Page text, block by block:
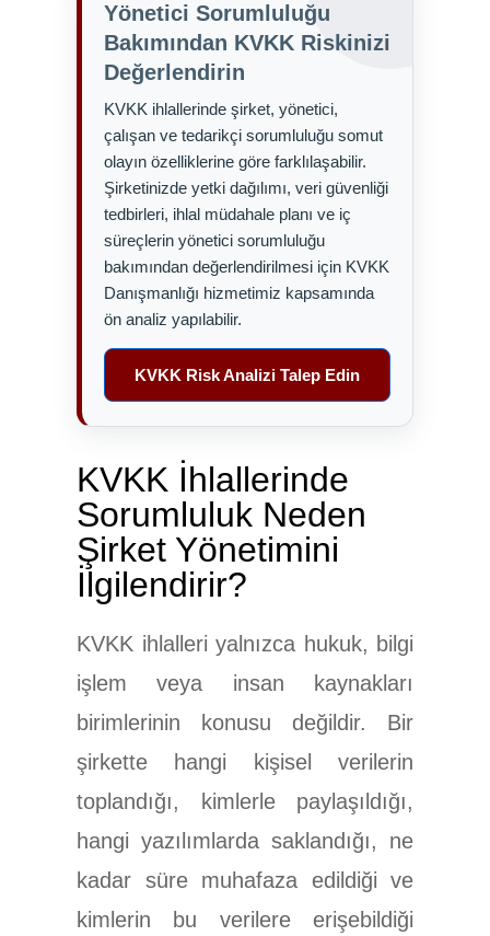
Yönetici Sorumluluğu
Bakımından KVKK Riskinizi
Değerlendirin
KVKK ihlallerinde şirket, yönetici,
çalışan ve tedarikçi sorumluluğu somut
olayın özelliklerine göre farklılaşabilir.
Şirketinizde yetki dağılımı, veri güvenliği
tedbirleri, ihlal müdahale planı ve iç
süreçlerin yönetici sorumluluğu
bakımından değerlendirilmesi için KVKK
Danışmanlığı hizmetimiz kapsamında
ön analiz yapılabilir.
KVKK Risk Analizi Talep Edin
KVKK İhlallerinde
Sorumluluk Neden
Şirket Yönetimini
İlgilendirir?
KVKK ihlalleri yalnızca hukuk, bilgi
işlem veya insan kaynakları
birimlerinin konusu değildir. Bir
şirkette hangi kişisel verilerin
toplandığı, kimlerle paylaşıldığı,
hangi yazılımlarda saklandığı, ne
kadar süre muhafaza edildiği ve
kimlerin bu verilere erişebildiği